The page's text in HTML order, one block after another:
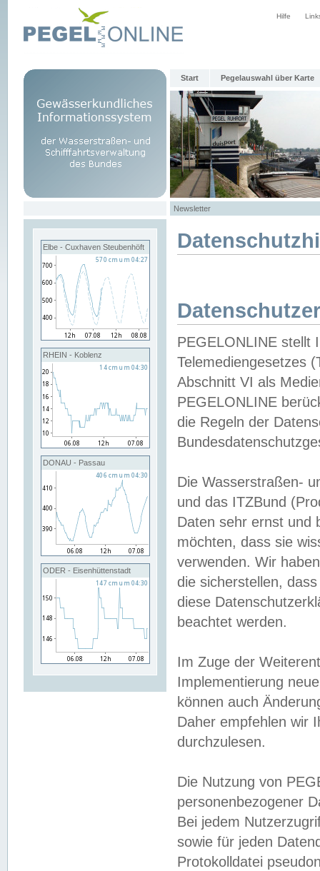
Hilfe
Start Pegelauswahl über Karte
Newsletter
Elbe - Cuxhaven Steubenhöft
RHEIN - Koblenz
DONAU - Passau
ODER - Eisenhüttenstadt
PEGELONLINE stellt
Telemediengesetzes
Abschnitt VI als
PEGELONLINE
die Regeln der
Die Wasserstraßen-
und das ITZBund
Daten sehr ernst und
möchten, dass sie
verwenden. Wir
die sicherstellen,
diese
beachtet werden.
Im Zuge der
Implementierung
können auch
Daher empfehlen wir
durchzulesen.
Die Nutzung von
personenbezogener
Bei jedem
sowie für jeden
Protokolldatei